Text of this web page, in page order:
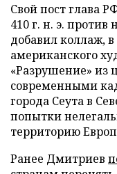
Свой пост глава
410 г. н. э.
добавил коллаж,
американского
«Разрушение» из
современными
города Сеута в
попытки
территорию
Ранее Дмитриев